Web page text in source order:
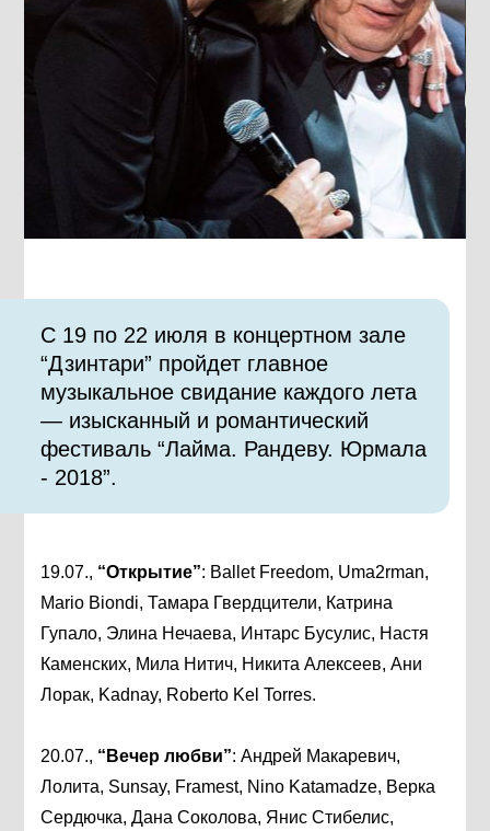
С 19 по 22 июля в концертном зале
“Дзинтари” пройдет главное
музыкальное свидание каждого лета
— изысканный и романтический
фестиваль “Лайма. Рандеву. Юрмала
- 2018”.
19.07., “Открытие”: Ballet Freedom, Uma2rman,
Mario Biondi, Тамара Гвердцители, Катрина
Гупало, Элина Нечаева, Интарс Бусулис, Настя
Каменских, Мила Нитич, Никита Алексеев, Ани
Лорак, Kadnay, Roberto Kel Torres.
20.07., “Вечер любви”: Андрей Макаревич,
Лолита, Sunsay, Framest, Nino Katamadze, Верка
Сердючка, Дана Соколова, Янис Стибелис,